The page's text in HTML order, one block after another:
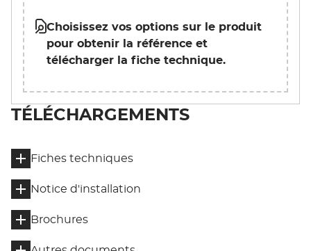
Choisissez vos options sur le produit
pour obtenir la référence et
télécharger la fiche technique.
TÉLÉCHARGEMENTS
Fiches techniques
Notice d'installation
Brochures